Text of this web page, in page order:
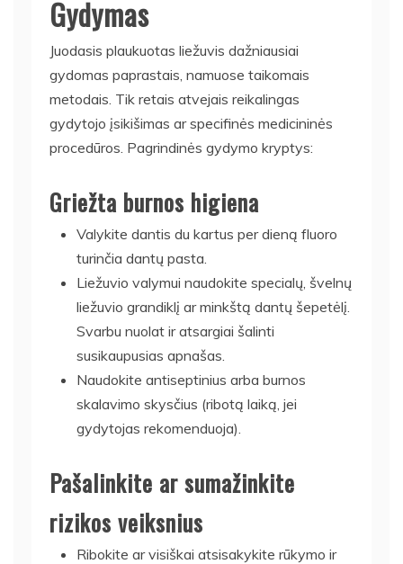
Gydymas
Juodasis plaukuotas liežuvis dažniausiai
gydomas paprastais, namuose taikomais
metodais. Tik retais atvejais reikalingas
gydytojo įsikišimas ar specifinės medicininės
procedūros. Pagrindinės gydymo kryptys:
Griežta burnos higiena
Valykite dantis du kartus per dieną fluoro
turinčia dantų pasta.
Liežuvio valymui naudokite specialų, švelnų
liežuvio grandiklį ar minkštą dantų šepetėlį.
Svarbu nuolat ir atsargiai šalinti
susikaupusias apnašas.
Naudokite antiseptinius arba burnos
skalavimo skysčius (ribotą laiką, jei
gydytojas rekomenduoja).
Pašalinkite ar sumažinkite
rizikos veiksnius
Ribokite ar visiškai atsisakykite rūkymo ir